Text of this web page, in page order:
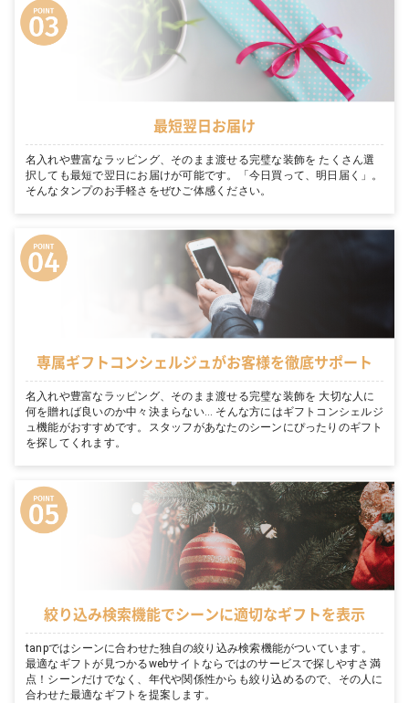
最短翌日お届け
名入れや豊富なラッピング、そのまま渡せる完璧な装飾を たくさん選
択しても最短で翌日にお届けが可能です。「今日買って、明日届く」。
そんなタンプのお手軽さをぜひご体感ください。
専属ギフトコンシェルジュがお客様を徹底サポート
名入れや豊富なラッピング、そのまま渡せる完璧な装飾を 大切な人に
何を贈れば良いのか中々決まらない… そんな方にはギフトコンシェルジ
ュ機能がおすすめです。スタッフがあなたのシーンにぴったりのギフト
を探してくれます。
絞り込み検索機能でシーンに適切なギフトを表示
tanpではシーンに合わせた独自の絞り込み検索機能がついています。
最適なギフトが見つかるwebサイトならではのサービスで探しやすさ満
点！シーンだけでなく、年代や関係性からも絞り込めるので、その人に
合わせた最適なギフトを提案します。